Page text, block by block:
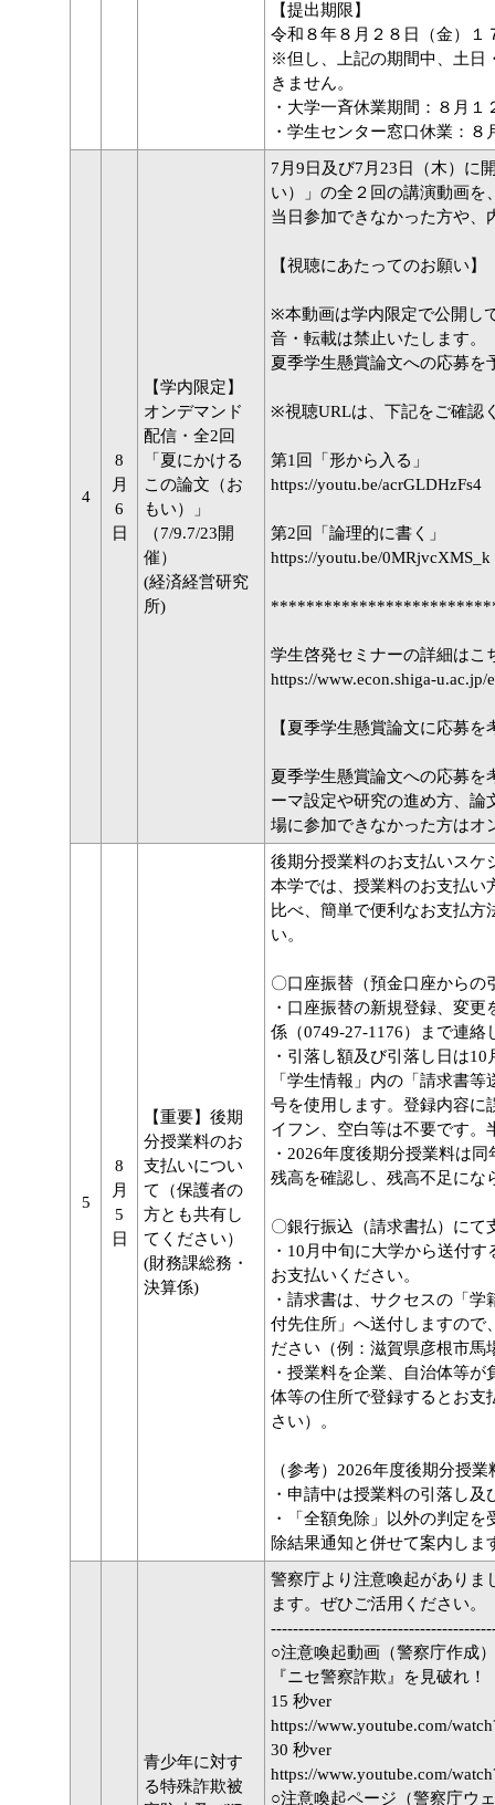
【提出期限】
令和８年８月２８日（金）１
※但し、上記の期間中、土日
きません。
・大学一斉休業期間：８月
・学生センター窓口休業：８
4
8
月
6
日
【学内限定】
オンデマンド
配信・全2回
「夏にかける
この論文（お
もい）」
（7/9.7/23開
催）
(経済経営研究
所)
7月9日及び7月23日（木）に
い）」の全２回の講演動画を
当日参加できなかった方や、
【視聴にあたってのお願い】
※本動画は学内限定で公開し
音・転載は禁止いたします。
夏季学生懸賞論文への応募を
※視聴URLは、下記をご確認
第1回「形から入る」
https://youtu.be/acrGLDHzFs4
第2回「論理的に書く」
https://youtu.be/0MRjvcXMS_k
学生啓発セミナーの詳細はこ
https://www.econ.shiga-
【夏季学生懸賞論文に応募
夏季学生懸賞論文への応募を
ーマ設定や研究の進め方、論
場に参加できなかった方はオ
5
8
月
5
日
【重要】後期
分授業料のお
支払いについ
て（保護者の
方とも共有し
てください）
(財務課総務・
決算係)
後期分授業料のお支払いスケ
本学では、授業料のお支払い
比べ、簡単で便利なお支払
い。
〇口座振替（預金口座からの
・口座振替の新規登録、変
係（0749-27-1176）まで連絡
・引落し額及び引落し日は
「学生情報」内の「請求書
号を使用します。登録内容に
イフン、空白等は不要です。
・2026年度後期分授業料は
残高を確認し、残高不足にな
〇銀行振込（請求書払）にて
・10月中旬に大学から送付
お支払いください。
・請求書は、サクセスの「
付先住所」へ送付しますので
ださい（例：滋賀県彦根市
・授業料を企業、自治体等
体等の住所で登録するとお支
さい）。
（参考）2026年度後期分授
・申請中は授業料の引落し
・「全額免除」以外の判定
除結果通知と併せて案内しま
青少年に対す
る特殊詐欺被
警察庁より注意喚起がありま
ます。ぜひご活用ください。
○注意喚起動画（警察庁作成）
『ニセ警察詐欺』を見破れ！
15 秒ver
https://www.youtube.com/
30 秒ver
https://www.youtube.com/
○注意喚起ページ（警察庁ウ